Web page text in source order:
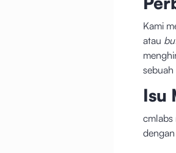
Kami
atau
sebuah
Isu
cmlabs